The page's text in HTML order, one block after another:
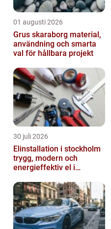
01 augusti 2026
Grus skaraborg material,
användning och smarta
val för hållbara projekt
30 juli 2026
Elinstallation i stockholm
trygg, modern och
energieffektiv el i